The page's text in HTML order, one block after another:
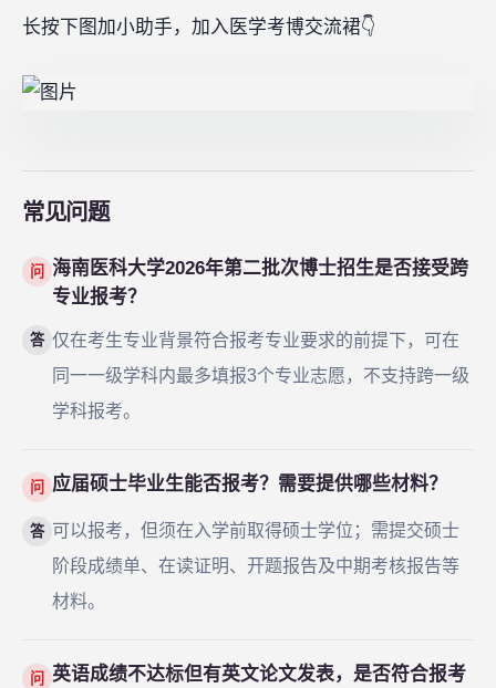
长按下图加小助手，加入医学考博交流裙👇
常见问题
问
海南医科大学2026年第二批次博士招生是否接受跨
专业报考？
答 仅在考生专业背景符合报考专业要求的前提下，可在
同一一级学科内最多填报3个专业志愿，不支持跨一级
学科报考。
问 应届硕士毕业生能否报考？需要提供哪些材料？
答 可以报考，但须在入学前取得硕士学位；需提交硕士
阶段成绩单、在读证明、开题报告及中期考核报告等
材料。
问
英语成绩不达标但有英文论文发表，是否符合报考